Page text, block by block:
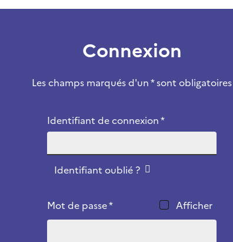
Connexion
Les champs marqués d'un * sont obligatoires
Identifiant de connexion *
Identifiant oublié ?
Mot de passe * Afficher